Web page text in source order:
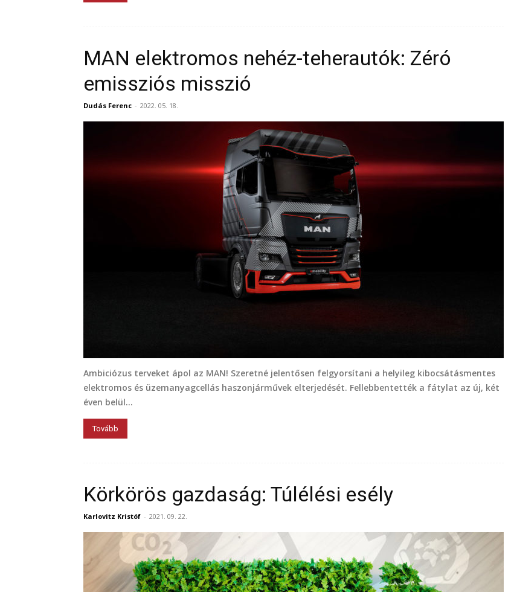
MAN elektromos nehéz-teherautók: Zéró
emissziós misszió
Dudás Ferenc - 2022. 05. 18.
Ambiciózus terveket ápol az MAN! Szeretné jelentősen felgyorsítani a helyileg kibocsátásmentes
elektromos és üzemanyagcellás haszonjárművek elterjedését. Fellebbentették a fátylat az új, két
éven belül...
Tovább
Körkörös gazdaság: Túlélési esély
Karlovitz Kristóf - 2021. 09. 22.